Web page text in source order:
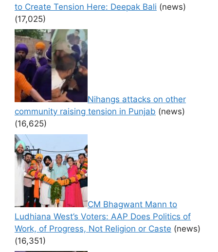
to Create Tension Here: Deepak Bali (news)
(17,025)
Nihangs attacks on other
community raising tension in Punjab (news)
(16,625)
CM Bhagwant Mann to
Ludhiana West’s Voters: AAP Does Politics of
Work, of Progress, Not Religion or Caste (news)
(16,351)